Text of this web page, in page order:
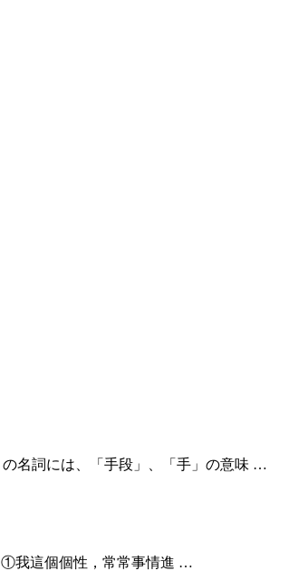
の名詞には、「手段」、「手」の意味 …
①我這個個性，常常事情進 …